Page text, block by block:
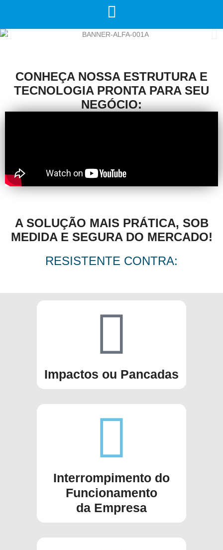
CONHEÇA NOSSA ESTRUTURA E
TECNOLOGIA PRONTA PARA SEU
NEGÓCIO:
A SOLUÇÃO MAIS PRÁTICA, SOB
MEDIDA E SEGURA DO MERCADO!
RESISTENTE CONTRA:
Impactos ou Pancadas
Interrompimento do
Funcionamento
da Empresa